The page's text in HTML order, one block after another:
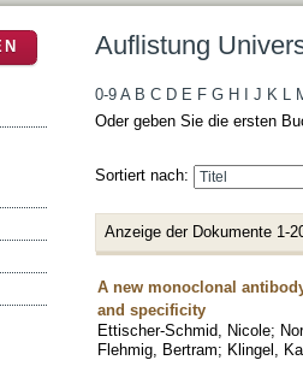
Auflistung
0-9 A B C D E F G H J K L
Oder geben Sie die ersten
Sortiert nach:
Anzeige der Dokumente 1-
A new monoclonal
and specificity
Ettischer-Schmid, Nicole;
Flehmig, Bertram; Klingel,